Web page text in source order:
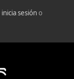
inicia sesióno